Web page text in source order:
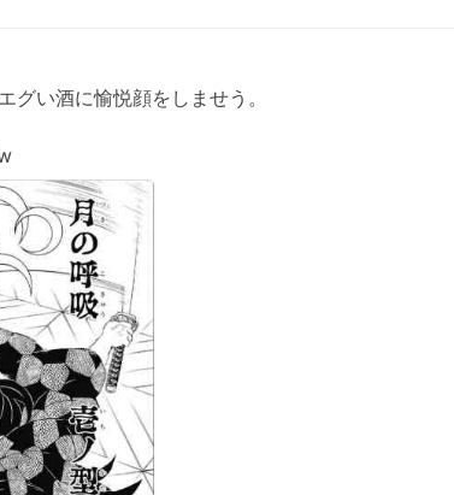
グい酒に愉悦顔をしませう。